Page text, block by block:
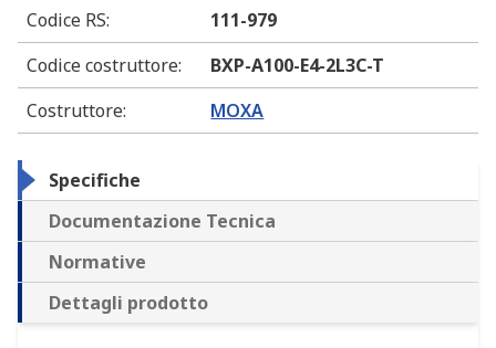
Codice RS:
111-979
Codice costruttore:
BXP-A100-E4-2L3C-T
Costruttore: MOXA
Specifiche
Documentazione Tecnica
Normative
Dettagli prodotto